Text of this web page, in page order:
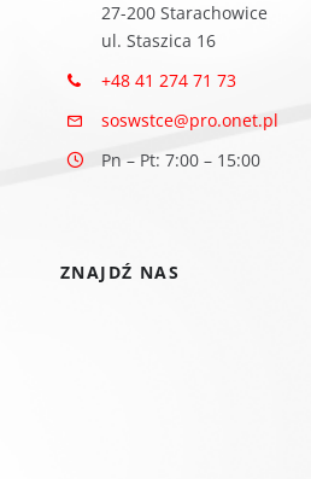
27-200 Starachowice
ul. Staszica 16
+48 41 274 71 73
soswstce@pro.onet.pl
Pn – Pt: 7:00 – 15:00
ZNAJDŹ NAS